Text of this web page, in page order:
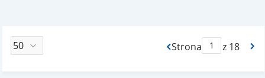
Strona
Max Stronaz 18